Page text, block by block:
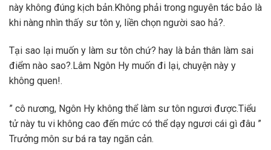
này không đúng kịch bản.Không phải trong nguyên tác bảo là
khi nàng nhìn thấy sư tôn y, liền chọn người sao hả?.
Tại sao lại muốn y làm sư tôn chứ? hay là bản thân làm sai
điểm nào sao?.Lâm Ngôn Hy muốn đi lại, chuyện này y
không quen!.
” cô nương, Ngôn Hy không thể làm sư tôn ngươi được.Tiểu
tử này tu vi không cao đến mức có thể dạy ngươi cái gì đâu ”
Trưởng môn sư bá ra tay ngăn cản.